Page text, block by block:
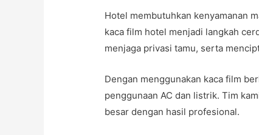
Hotel membutuhkan kenyamanan
kaca film hotel menjadi langkah
menjaga privasi tamu, serta
Dengan menggunakan kaca film
penggunaan AC dan listrik. Tim
besar dengan hasil profesional.